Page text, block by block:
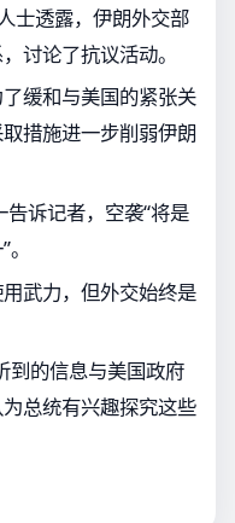
士透露，伊朗外交部
讨论了抗议活动。
缓和与美国的紧张关
措施进一步削弱伊朗
告诉记者，空袭“将是
武力，但外交始终是
到的信息与美国政府
总统有兴趣探究这些